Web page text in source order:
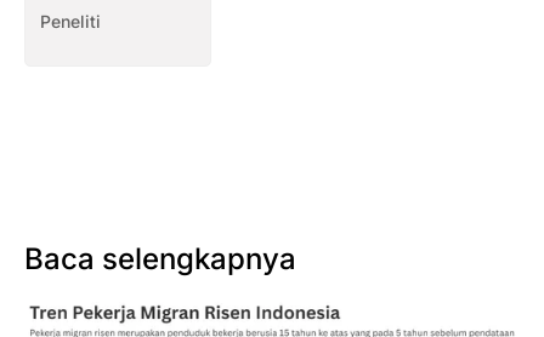
Peneliti
Baca selengkapnya